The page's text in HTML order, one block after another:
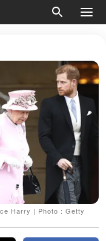
Harry | Photo : Getty